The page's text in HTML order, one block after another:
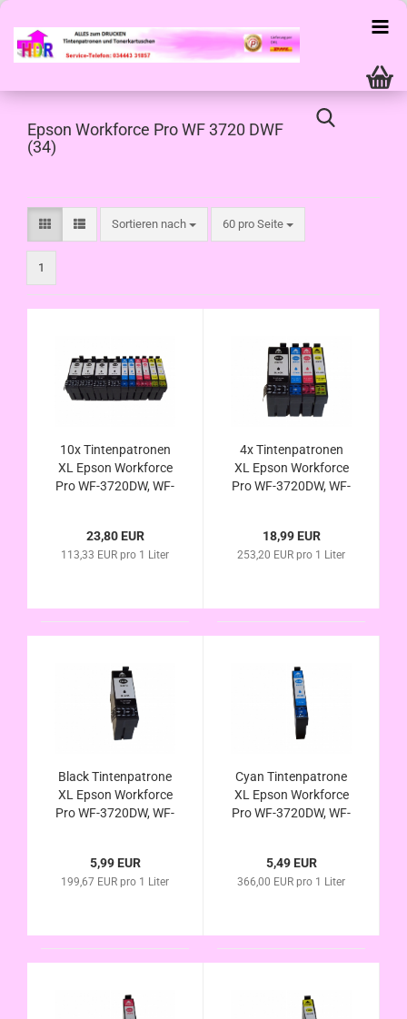
Epson Workforce Pro WF 3720 DWF
(34)
Sortieren nach
Sortieren nach 60 pro Seite
pro Seite
1
10x Tintenpatronen
XL Epson Workforce
Pro WF-3720DW, WF-
XL Golfball-Serie
kompatibel)
23,80 EUR
113,33 EUR pro 1 Liter
4x Tintenpatronen
XL Epson Workforce
Pro WF-3720DW, WF-
XL Golfball-Serie
kompatibel)
18,99 EUR
253,20 EUR pro 1 Liter
Black Tintenpatrone
XL Epson Workforce
Pro WF-3720DW, WF-
T3471 T3461
Golfball-Serie
5,99 EUR
199,67 EUR pro 1 Liter
Cyan Tintenpatrone
XL Epson Workforce
Pro WF-3720DW, WF-
T3472 T3462
Golfball-Serie
5,49 EUR
366,00 EUR pro 1 Liter